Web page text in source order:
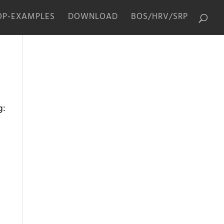
EXAMPLES DOWNLOAD BOS/HRV/SRP